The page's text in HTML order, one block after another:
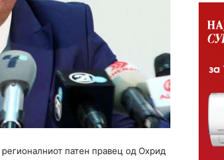
регионалниот патен правец од Охрид